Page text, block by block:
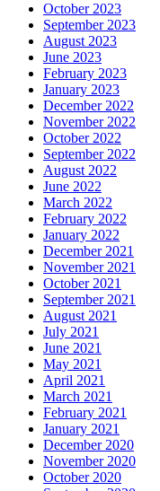
October 2023
September 2023
August 2023
June 2023
February 2023
January 2023
December 2022
November 2022
October 2022
September 2022
August 2022
June 2022
March 2022
February 2022
January 2022
December 2021
November 2021
October 2021
September 2021
August 2021
July 2021
June 2021
May 2021
April 2021
March 2021
February 2021
January 2021
December 2020
November 2020
October 2020